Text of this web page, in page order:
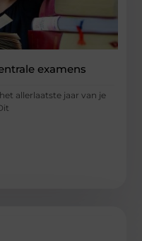
examens
allerlaatste jaar van je